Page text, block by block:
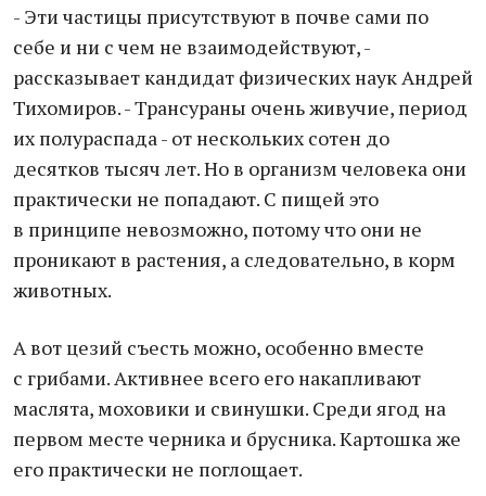
- Эти частицы присутствуют в почве сами по
себе и ни с чем не взаимодействуют, -
рассказывает кандидат физических наук Андрей
Тихомиров. - Трансураны очень живучие, период
их полураспада - от нескольких сотен до
десятков тысяч лет. Но в организм человека они
практически не попадают. С пищей это
в принципе невозможно, потому что они не
проникают в растения, а следовательно, в корм
животных.
А вот цезий съесть можно, особенно вместе
с грибами. Активнее всего его накапливают
маслята, моховики и свинушки. Среди ягод на
первом месте черника и брусника. Картошка же
его практически не поглощает.